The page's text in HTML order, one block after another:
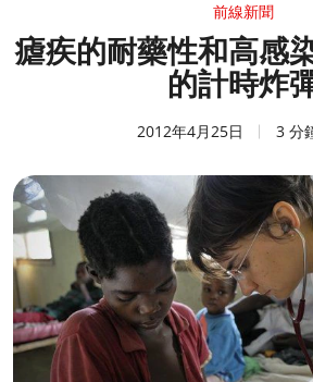
前線新聞
瘧疾的耐藥性和高感
的計時炸
2012年4月25日 3 分